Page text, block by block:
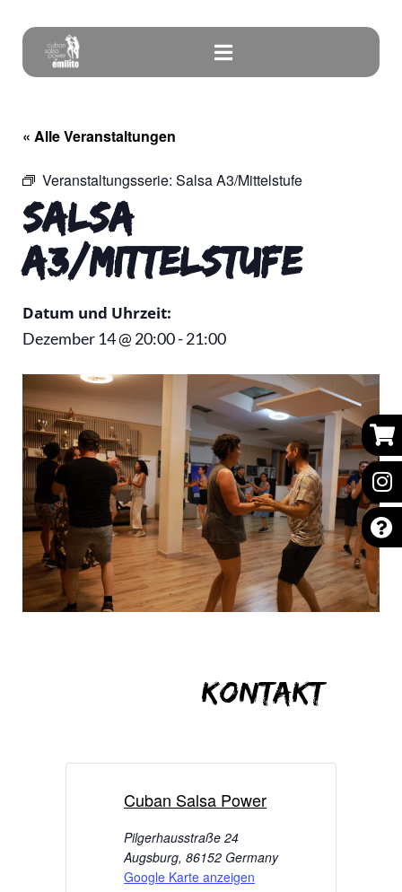
« Alle Veranstaltungen
Veranstaltungsserie: Salsa A3/Mittelstufe
Salsa
A3/Mittelstufe
Datum und Uhrzeit:
Dezember 14@ 20:00-21:00
Kontakt
Cuban Salsa Power
Pilgerhausstraße 24
Augsburg, 86152 Germany
Google Karte anzeigen